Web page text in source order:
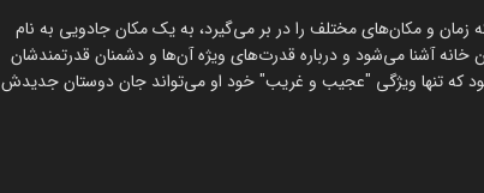
و مکان‌های مختلف را در بر می‌گیرد، به یک مکان جادویی به نام
آشنا می‌شود و درباره قدرت‌های ویژه آن‌ها و دشمنان قدرتمندشان
که تنها ویژگی "عجیب و غریب" خود او می‌تواند جان دوستان جدیدش